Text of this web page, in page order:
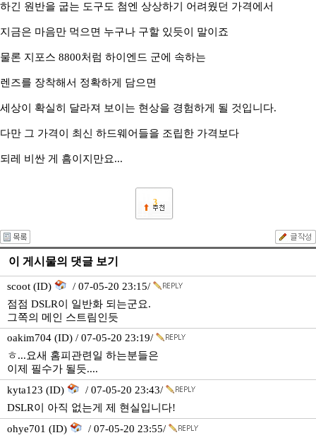
하긴 원반을 굽는 도구도 첨엔 상상하기 어려웠던 가격에서
지금은 마음만 먹으면 누구나 구할 있듯이 말이죠
물론 지포스 8800처럼 하이엔드 군에 속하는
렌즈를 장착해서 정확하게 담으면
세상이 확실히 달라져 보이는 현상을 경험하게 될 것입니다.
다만 그 가격이 최신 하드웨어들을 조립한 가격보다
되레 비싼 게 흠이지만요...
3
이 게시물의 댓글 보기
scoot (ID)
/ 07-05-20 23:15/
점점 DSLR이 일반화 되는군요.
그쪽의 메인 스트림인듯
oakim704 (ID) / 07-05-20 23:19/
ㅎ...요새 홈피관련일 하는분들은
이제 필수가 될듯....
kyta123 (ID)
/ 07-05-20 23:43/
DSLR이 아직 없는게 제 현실입니다!
ohye701 (ID)
/ 07-05-20 23:55/